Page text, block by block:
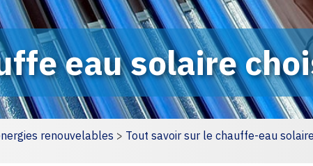
eau solaire
renouvelables > Tout savoir sur le chauffe-eau solaire